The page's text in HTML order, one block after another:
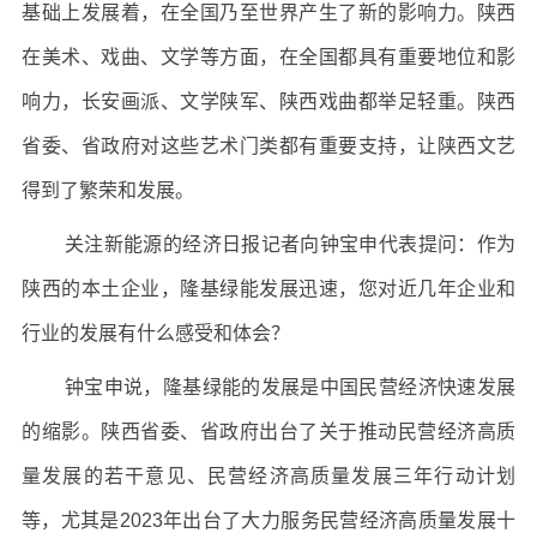
基础上发展着，在全国乃至世界产生了新的影响力。陕西
在美术、戏曲、文学等方面，在全国都具有重要地位和影
响力，长安画派、文学陕军、陕西戏曲都举足轻重。陕西
省委、省政府对这些艺术门类都有重要支持，让陕西文艺
得到了繁荣和发展。
关注新能源的经济日报记者向钟宝申代表提问：作为
陕西的本土企业，隆基绿能发展迅速，您对近几年企业和
行业的发展有什么感受和体会？
钟宝申说，隆基绿能的发展是中国民营经济快速发展
的缩影。陕西省委、省政府出台了关于推动民营经济高质
量发展的若干意见、民营经济高质量发展三年行动计划
等，尤其是2023年出台了大力服务民营经济高质量发展十